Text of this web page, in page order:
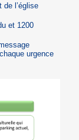
de l’église
et 1200
urgence